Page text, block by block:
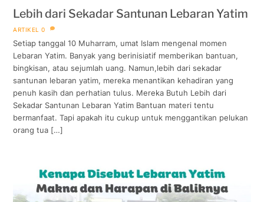
Lebih dari Sekadar Santunan Lebaran Yatim
ARTIKEL 0
Setiap tanggal 10 Muharram, umat Islam mengenal momen
Lebaran Yatim. Banyak yang berinisiatif memberikan bantuan,
bingkisan, atau sejumlah uang. Namun,lebih dari sekadar
santunan lebaran yatim, mereka menantikan kehadiran yang
penuh kasih dan perhatian tulus. Mereka Butuh Lebih dari
Sekadar Santunan Lebaran Yatim Bantuan materi tentu
bermanfaat. Tapi apakah itu cukup untuk menggantikan pelukan
orang tua […]